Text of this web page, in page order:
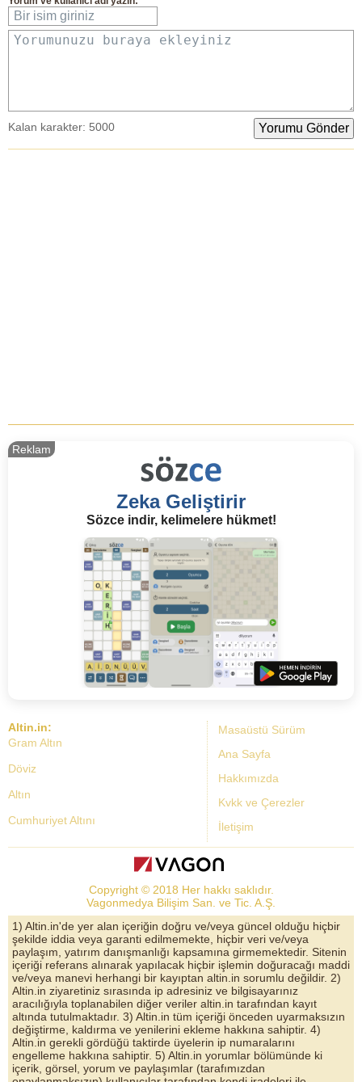
Bir isim giriniz
Yorumunuzu buraya ekleyiniz
Kalan karakter: 5000
Zeka Geliştirir
Sözce indir, kelimelere hükmet!
Reklam
Masaüstü Sürüm
Ana Sayfa
Hakkımızda
Kvkk ve Çerezler
İletişim
Altin.in:
Gram Altın
Döviz
Altın
Cumhuriyet Altını
Dolar Kuru
Altın Yorumları
Döviz Kurları
Çeyrek Altın
Bitcoin
Euro/Dolar Parite
Sterlin
Döviz Arşivi
Copyright © 2018 Her hakkı saklıdır.
Vagonmedya Bilişim San. ve Tic. A.Ş.
1) Altin.in'de yer alan içeriğin doğru ve/veya güncel olduğu hiçbir
şekilde iddia veya garanti edilmemekte, hiçbir veri ve/veya
paylaşım, yatırım danışmanlığı kapsamına girmemektedir. Sitenin
içeriği referans alınarak yapılacak hiçbir işlemin doğuracağı maddi
ve/veya manevi herhangi bir kayıptan altin.in sorumlu değildir. 2)
Altin.in ziyaretiniz sırasında ip adresiniz ve bilgisayarınız
aracılığıyla toplanabilen diğer veriler altin.in tarafından kayıt
altında tutulmaktadır. 3) Altin.in tüm içeriği önceden uyarmaksızın
değiştirme, kaldırma ve yenilerini ekleme hakkına sahiptir. 4)
Altin.in gerekli gördüğü taktirde üyelerin ip numaralarını
engelleme hakkına sahiptir. 5) Altin.in yorumlar bölümünde ki
içerik, görsel, yorum ve paylaşımlar (tarafımızdan